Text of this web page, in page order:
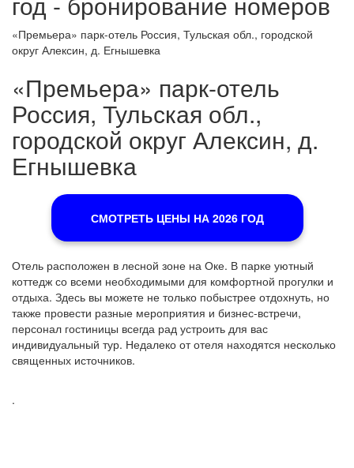
«Премьера» парк-отель Россия, Тульская обл., городской
округ Алексин, д. Егнышевка
«Премьера» парк-отель
Россия, Тульская обл.,
городской округ Алексин, д.
Егнышевка
СМОТРЕТЬ ЦЕНЫ НА 2026 ГОД
Отель расположен в лесной зоне на Оке. В парке уютный
коттедж со всеми необходимыми для комфортной прогулки и
отдыха. Здесь вы можете не только побыстрее отдохнуть, но
также провести разные мероприятия и бизнес-встречи,
персонал гостиницы всегда рад устроить для вас
индивидуальный тур. Недалеко от отеля находятся несколько
священных источников.
.